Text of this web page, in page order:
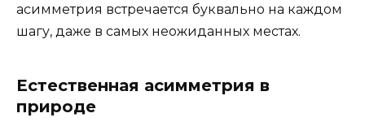
асимметрия встречается буквально на каждом
шагу, даже в самых неожиданных местах.
Естественная асимметрия в
природе